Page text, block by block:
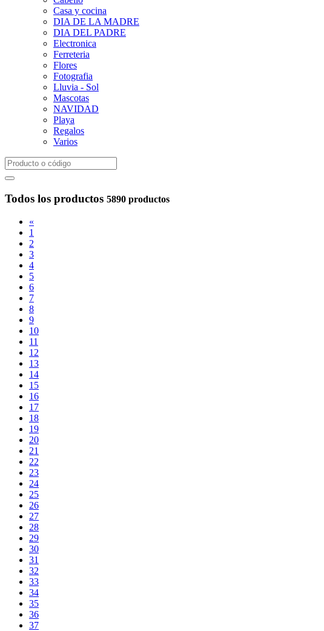
Casa y cocina
DIA DE LA MADRE
DIA DEL PADRE
Electronica
Ferreteria
Flores
Fotografia
Lluvia - Sol
Mascotas
NAVIDAD
Playa
Regalos
Varios
Todos los productos 5890 productos
«
1
2
3
4
5
6
7
8
9
10
11
12
13
14
15
16
17
18
19
20
21
22
23
24
25
26
27
28
29
30
31
32
33
34
35
36
37